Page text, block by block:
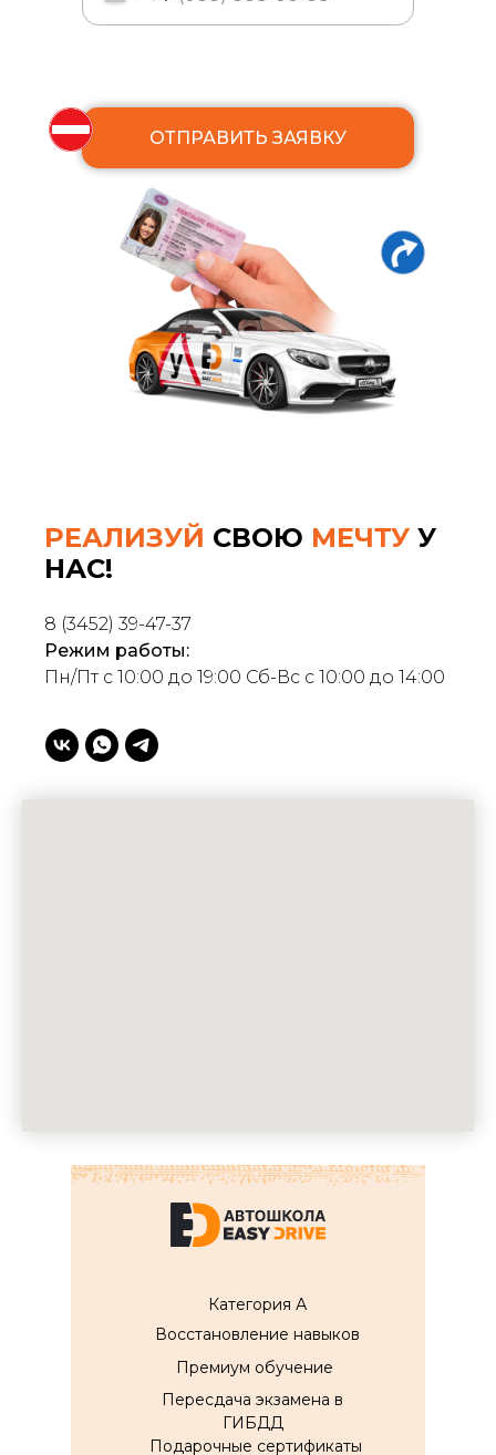
ОТПРАВИТЬ ЗАЯВКУ
РЕАЛИЗУЙ СВОЮ МЕЧТУ У
НАС!
8 (3452) 39-47-37
Режим работы:
Пн/Пт с 10:00 до 19:00 Сб-Вс с 10:00 до 14:00
Восстановление навыков
Категория А
Премиум обучение
Пересдача экзамена в
ГИБДД
Подарочные сертификаты